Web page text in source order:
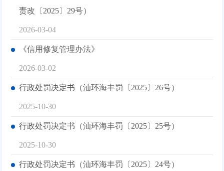
责改〔2025〕29号）
2026-03-04
《信用修复管理办法》
2026-03-02
行政处罚决定书（汕环海丰罚〔2025〕26号）
2025-10-30
行政处罚决定书（汕环海丰罚〔2025〕25号）
2025-10-30
行政处罚决定书（汕环海丰罚〔2025〕24号）